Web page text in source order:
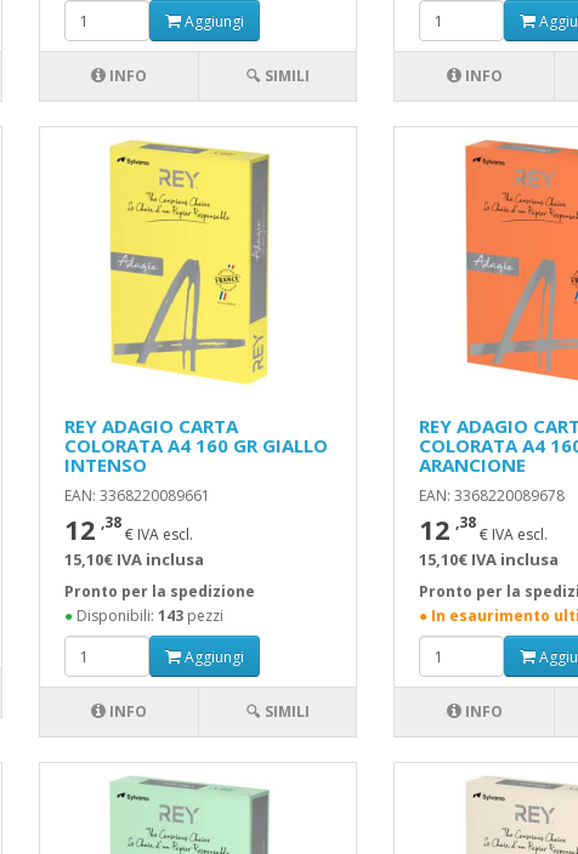
Aggiungi
INFO 🔍 SIMILI INFO
REY ADAGIO CARTA
COLORATA A4 160 GR GIALLO
INTENSO
EAN: 3368220089661
12 ,38
€ IVA escl.
15,10€ IVA inclusa
Pronto per la spedizione
●Disponibili: 143pezzi
Aggiungi
INFO 🔍 SIMILI
REY ADAGIO
COLORATA A4
ARANCIONE
EAN: 3368220089678
12 ,38
€ IVA escl.
15,10€ IVA inclusa
Pronto per la
● In esaurimento
INFO